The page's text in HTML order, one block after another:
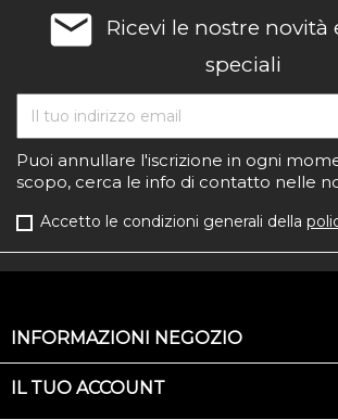
email
Ricevi le nostre novità
speciali
Puoi annullare l'iscrizione in ogni
scopo, cerca le info di contatto nelle
Accetto le condizioni generali della
INFORMAZIONI NEGOZIO
IL TUO ACCOUNT